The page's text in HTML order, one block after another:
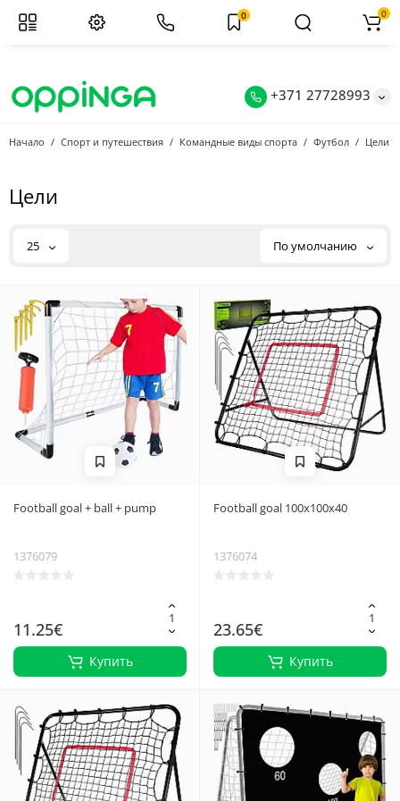
+371 27728993
0 0
Начало Спорт и путешествия Командные виды спорта Футбол Цели
Цели
25 По умолчанию
Football goal + ball + pump
1376079
11.25€
Купить
Football goal 100x100x40
1376074
23.65€
Купить